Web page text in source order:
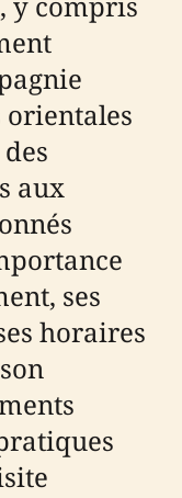
orientales
aux
ses
horaires